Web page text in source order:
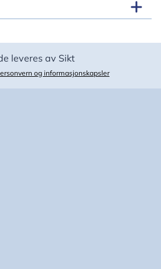
leveres av Sikt
og informasjonskapsler